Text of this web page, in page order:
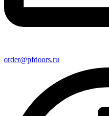
order@pfdoors.ru